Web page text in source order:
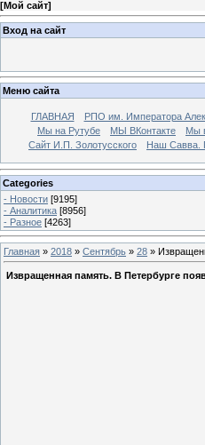
[Мой сайт]
Вход на сайт
Меню сайта
ГЛАВНАЯ РПО им. Императора
Мы на Рутубе
МЫ ВКонтакте Мы
Сайт И.П. Золотусского
Наш Савва.
Categories
- Новости [9195]
- Аналитика [8956]
- Разное [4263]
Главная » 2018 » Сентябрь » 28 »
Извращенная память. В Петербурге